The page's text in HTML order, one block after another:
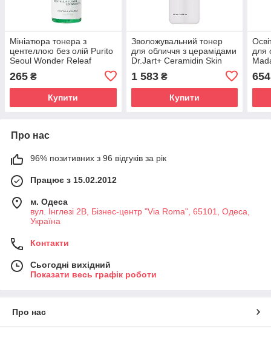
Мініатюра тонера з
центеллою без олій Purito
Seoul Wonder Releaf
Centella Unscented Toner
30 ml
265 ₴
Купити
Зволожувальний тонер
для обличчя з церамідами
Dr.Jart+ Ceramidin Skin
Barrier Serum Toner 150ml
1 583₴
Купити
для
654
Про нас
96% позитивних з 96 відгуків за рік
Працює з 15.02.2012
м. Одеса
вул. Інглезі 2В, Бізнес-центр "Via Roma", 65101, Одеса,
Україна
Контакти
Сьогодні вихідний
Показати весь графік роботи
Про нас